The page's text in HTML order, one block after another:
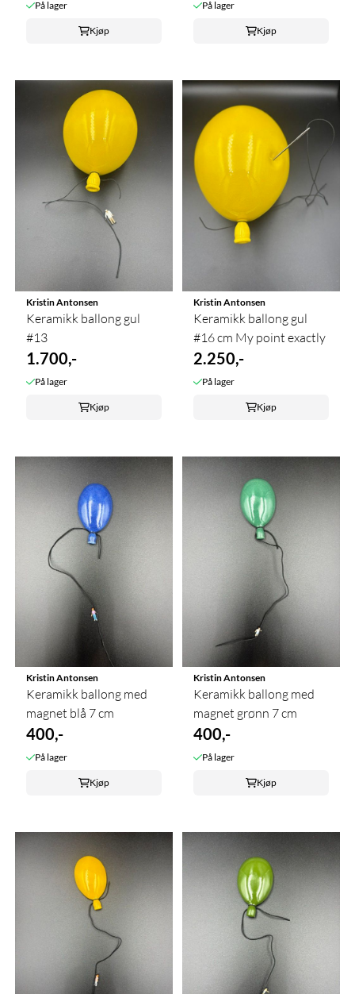
På lager
Kjøp
På lager
Kjøp
Kristin Antonsen
Keramikk ballong gul
#13
1.700,-
På lager
Kjøp
Kristin Antonsen
Keramikk ballong gul
#16 cm My point exactly
2.250,-
På lager
Kjøp
Kristin Antonsen
Keramikk ballong med
magnet blå 7 cm
400,-
På lager
Kjøp
Kristin Antonsen
Keramikk ballong med
magnet grønn 7 cm
400,-
På lager
Kjøp